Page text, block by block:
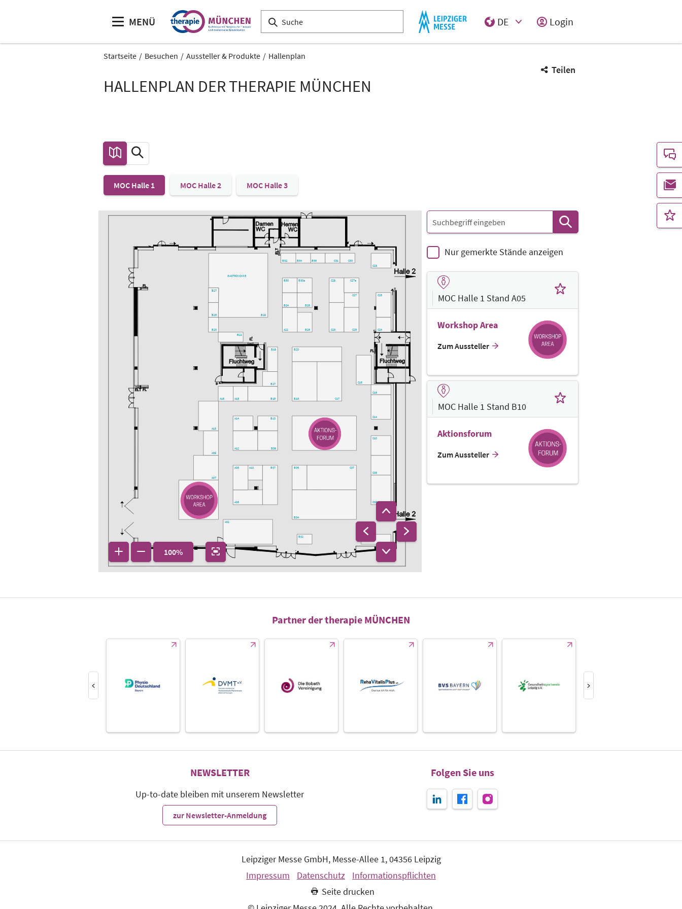
MENÜ
DE
Login
Startseite Besuchen Aussteller & Produkte Hallenplan
Teilen
HALLENPLAN DER THERAPIE MÜNCHEN
MOC Halle 1 MOC Halle 2 MOC Halle 3
C27
C23
C29
B21
B36
B25
C14
B34
B24
B30
B28
B26
B30a
A06
A02
C31
B02
A18
B06
C18
B27
A10
A08
C27a
A09
A07
A13
B17
B15
A16
C24
B07
A12
A14
C33
C26
C06
B20
C08
C07
B29
GASTRONOMIE
C17
B16
B19
B23 A22
B04
B09
C10
C16
C28
C25
B32
B13
100%
Nur gemerkte Stände anzeigen
MOC Halle 1 Stand A05
Workshop Area
Zum Aussteller
MOC Halle 1 Stand B10
Aktionsforum
Zum Aussteller
Partner der therapie MÜNCHEN
NEWSLETTER
Up-to-date bleiben mit unserem Newsletter
zur Newsletter-Anmeldung
Folgen Sie uns
Leipziger Messe GmbH, Messe-Allee 1, 04356 Leipzig
Impressum
Datenschutz
Informationspflichten
Seite drucken